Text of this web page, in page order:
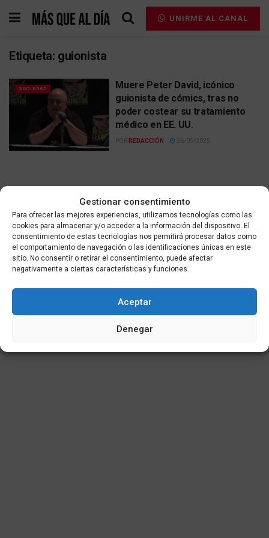
Gestionar consentimiento
Para ofrecer las mejores experiencias, utilizamos tecnologías como las
cookies para almacenar y/o acceder a la información del dispositivo. El
consentimiento de estas tecnologías nos permitirá procesar datos como
el comportamiento de navegación o las identificaciones únicas en este
sitio. No consentir o retirar el consentimiento, puede afectar
negativamente a ciertas características y funciones.
Aceptar
Denegar
UNIRME AL CANAL
Etiqueta: guionista
SOCIEDAD
Muere Peter David, icónico
guionista de cómics, tras no
poder costear su tratamiento
médico en EE. UU.
POR REDACCIÓN 26/05/2025
Contacta Aviso legal
Política de privacidad
Política de cookies